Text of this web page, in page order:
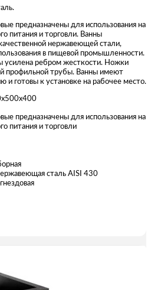
предназначены для использования на
питания и торговли. Ванны
нержавеющей стали,
в пищевой промышленности.
усилена ребром жесткости. Ножки
профильной трубы. Ванны имеют
и готовы к установке на рабочее место.
предназначены для использования на
питания и торговли
сталь AISI 430